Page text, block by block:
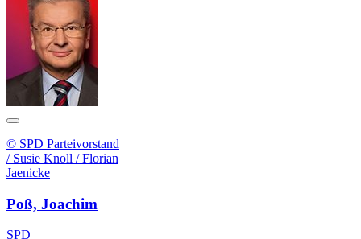
© SPD Parteivorstand
/ Susie Knoll / Florian
Jaenicke
Poß, Joachim
SPD